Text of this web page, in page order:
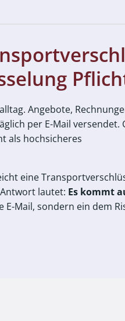
Angebote,
per E-Mail versendet.
als hochsicheres
eine
lautet: Es kommt
E-Mail, sondern ein dem